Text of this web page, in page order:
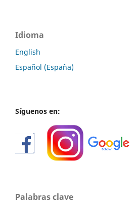
Idioma
English
Español (España)
Síguenos en:
Palabras clave